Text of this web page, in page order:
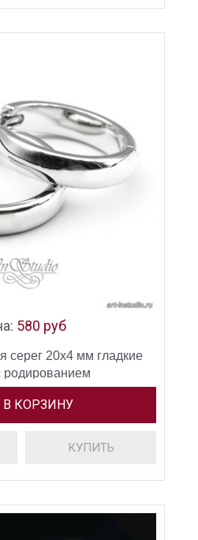
580 руб
серег 20х4 мм гладкие
родированием
В КОРЗИНУ
КУПИТЬ